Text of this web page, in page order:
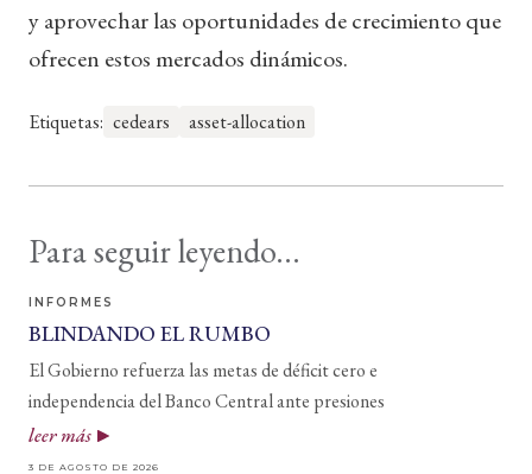
y aprovechar las oportunidades de crecimiento que
ofrecen estos mercados dinámicos.
Etiquetas: cedears asset-allocation
Para seguir leyendo...
INFORMES
BLINDANDO EL RUMBO
El Gobierno refuerza las metas de déficit cero e
independencia del Banco Central ante presiones
leer más
3 DE AGOSTO DE 2026